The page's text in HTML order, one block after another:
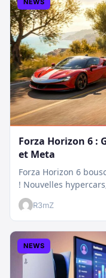
Forza Horizon 6 :
et Meta
Forza Horizon 6
! Nouvelles
:…
R3mZ
NEWS